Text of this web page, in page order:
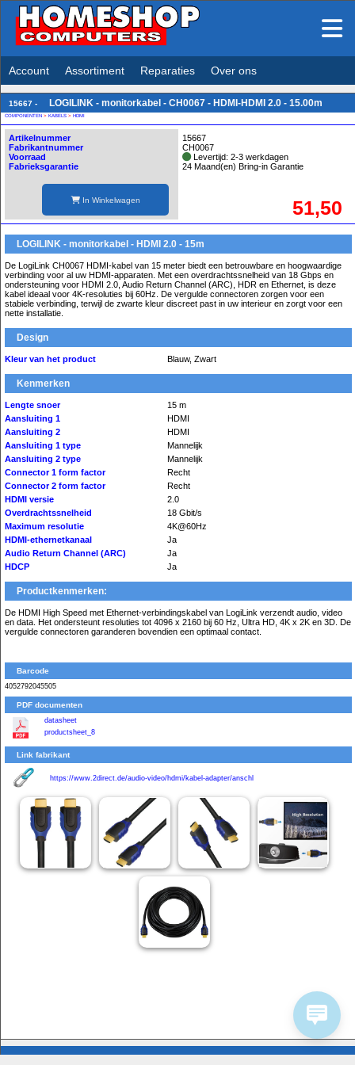
Account Assortiment Reparaties Over ons
15667 - LOGILINK - monitorkabel - CH0067 - HDMI-HDMI 2.0 - 15.00m
COMPONENTEN > KABELS > HDMI
Artikelnummer
Fabrikantnummer
Voorraad
Fabrieksgarantie
In Winkelwagen
15667
CH0067
Levertijd: 2-3 werkdagen
24 Maand(en) Bring-in Garantie
51,50
LOGILINK - monitorkabel - HDMI 2.0 - 15m
De LogiLink CH0067 HDMI-kabel van 15 meter biedt een betrouwbare en hoogwaardige
verbinding voor al uw HDMI-apparaten. Met een overdrachtssnelheid van 18 Gbps en
ondersteuning voor HDMI 2.0, Audio Return Channel (ARC), HDR en Ethernet, is deze
kabel ideaal voor 4K-resoluties bij 60Hz. De vergulde connectoren zorgen voor een
stabiele verbinding, terwijl de zwarte kleur discreet past in uw interieur en zorgt voor een
nette installatie.
Design
Kleur van het product Blauw, Zwart
Kenmerken
Lengte snoer
15 m
Aansluiting 1
HDMI
Aansluiting 2
HDMI
Aansluiting 1 type
Mannelijk
Aansluiting 2 type
Mannelijk
Connector 1 form factor
Recht
Connector 2 form factor
Recht
HDMI versie
2.0
Overdrachtssnelheid
18 Gbit/s
Maximum resolutie
4K@60Hz
HDMI-ethernetkanaal
Ja
Audio Return Channel (ARC)
Ja
HDCP
Ja
Productkenmerken:
De HDMI High Speed met Ethernet-verbindingskabel van LogiLink verzendt audio, video
en data. Het ondersteunt resoluties tot 4096 x 2160 bij 60 Hz, Ultra HD, 4K x 2K en 3D. De
vergulde connectoren garanderen bovendien een optimaal contact.
Barcode
4052792045505
PDF documenten
datasheet
productsheet_8
Link fabrikant
https://www.2direct.de/audio-video/hdmi/kabel-adapter/anschl